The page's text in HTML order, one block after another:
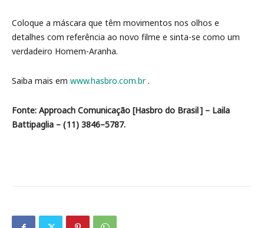
Coloque a máscara que têm movimentos nos olhos e
detalhes com referência ao novo filme e sinta-se como um
verdadeiro Homem-Aranha.
Saiba mais em www.hasbro.com.br.
Fonte: Approach Comunicação [Hasbro do Brasil ] – Laila
Battipaglia – ( 11) 3846–5787.